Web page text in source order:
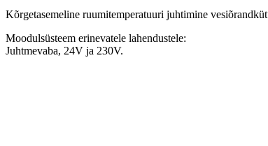
Kõrgetasemeline ruumitemperatuuri juhtimine
Moodulsüsteem erinevatele lahendustele:
Juhtmevaba, 24V ja 230V.